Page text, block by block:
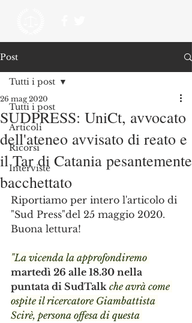
Post
Tutti i post
Articoli
Ricorsi
Interviste
Tutti i post
SUDPRESS: UniCt, avvocato
dell'ateneo avvisato di reato e
il Tar di Catania pesantemente
bacchettato
26 mag 2020
Riportiamo per intero l'articolo di
"Sud Press"del 25 maggio 2020.
Buona lettura!
"La vicenda la approfondiremo
martedì 26 alle 18.30 nella
puntata di SudTalk che avrà come
ospite il ricercatore Giambattista
Scirè, persona offesa di questa